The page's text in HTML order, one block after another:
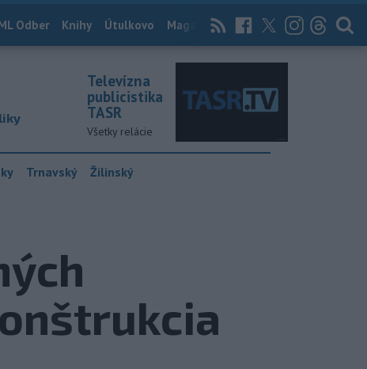
Odber Knihy Útulkovo Magazín News Now Archív
Televízna
publicistika
TASR
Všetky relácie
Trnavský Žilinský